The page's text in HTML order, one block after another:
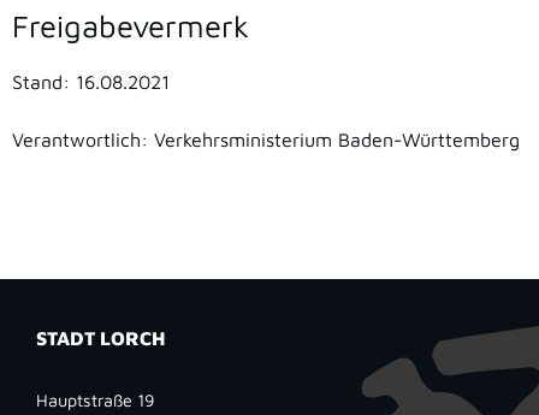
Freigabevermerk
Stand: 16.08.2021
Verantwortlich: Verkehrsministerium Baden-Württemberg
STADT LORCH
Hauptstraße 19